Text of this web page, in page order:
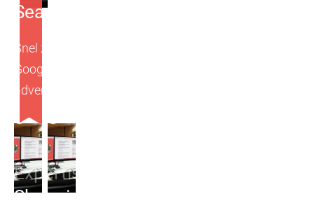
Search Ads
Snel zichtbaar worden in de zoekresultaten van
Google? Search Ads maken het door middel van
advertenties mogelijk!
Expertises
Shopping Ads